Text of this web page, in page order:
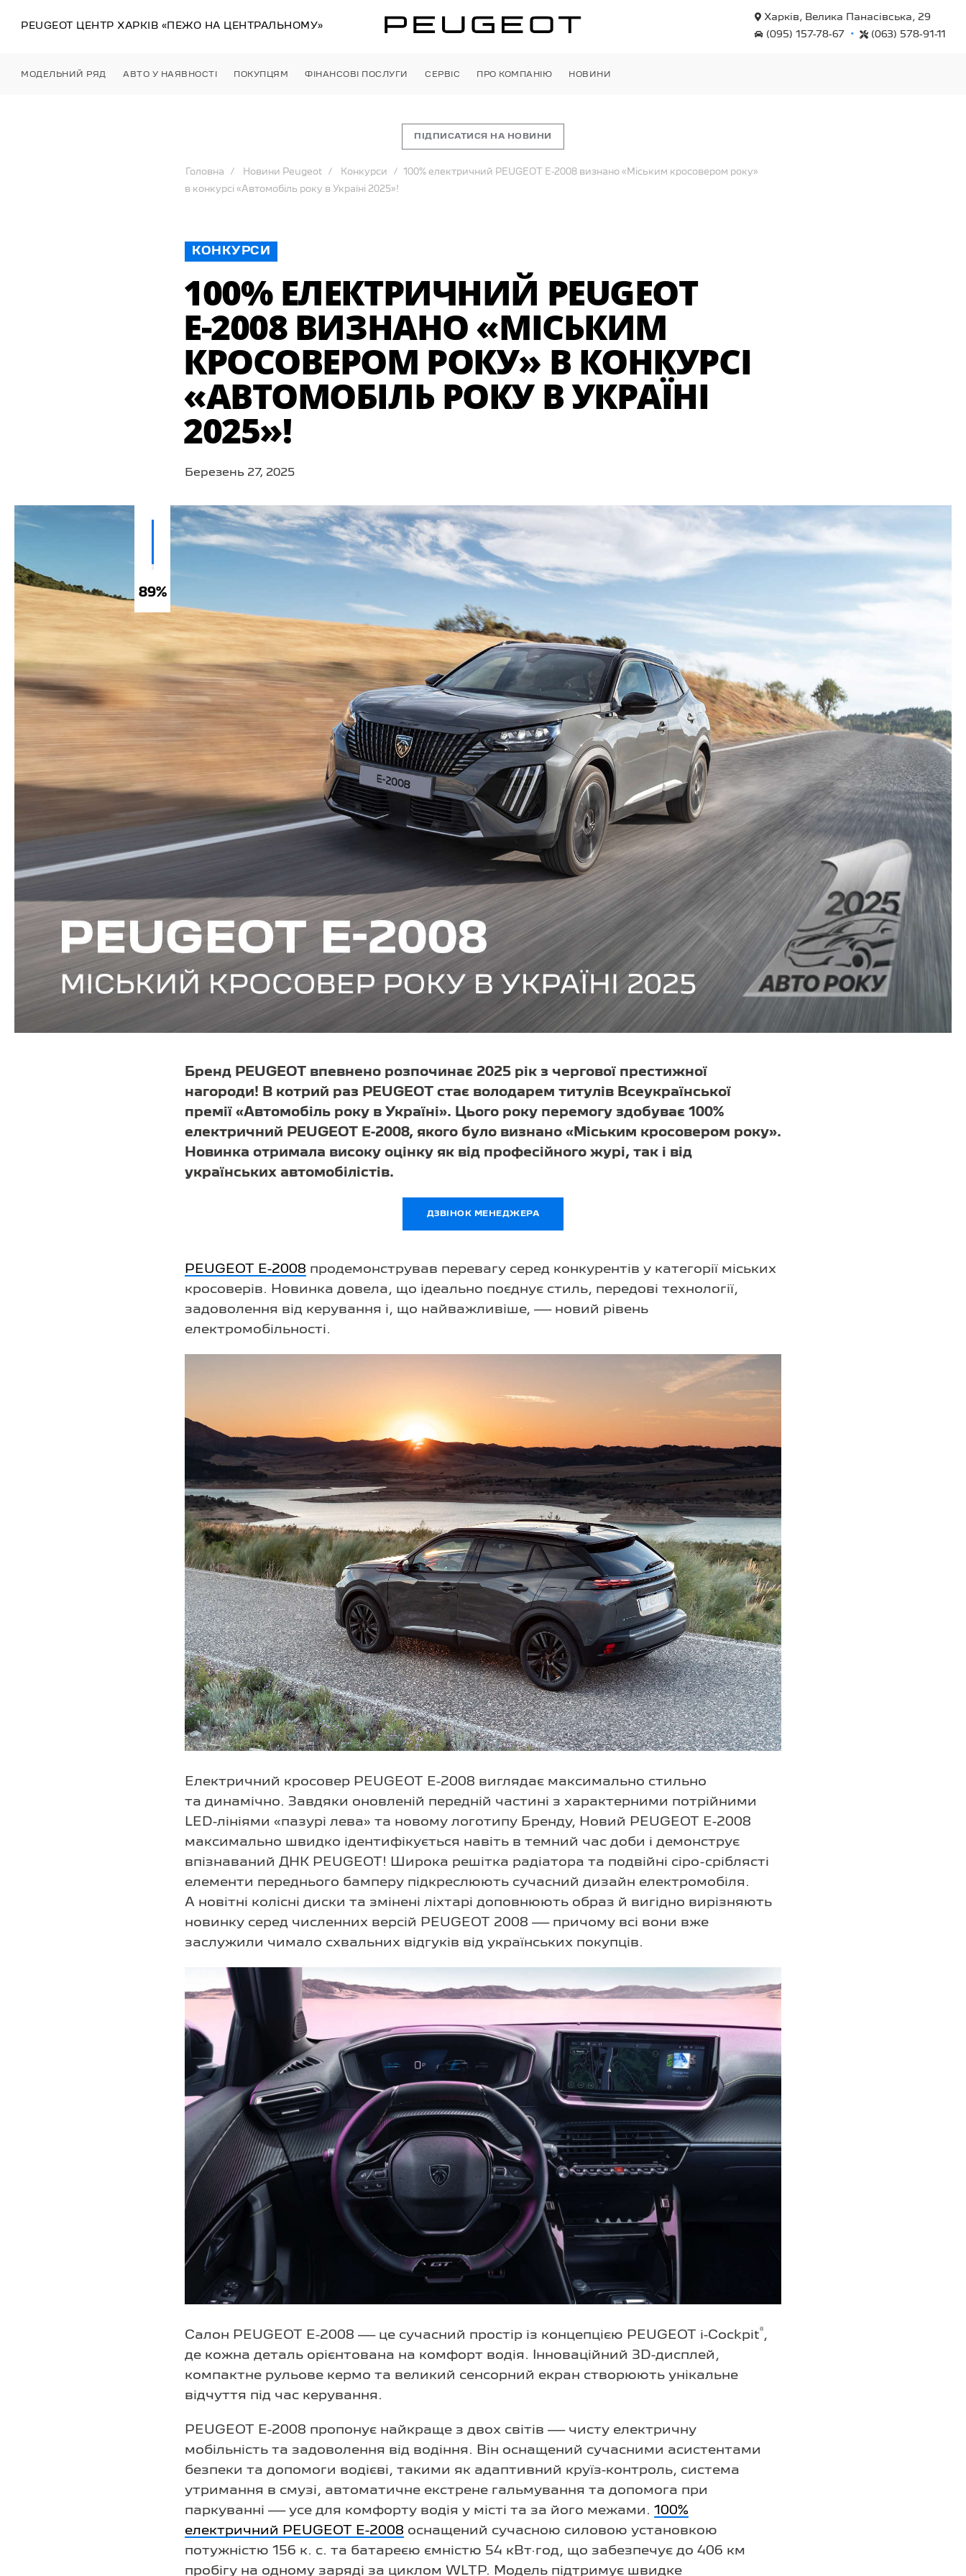
PEUGEOT ЦЕНТР ХАРКІВ «ПЕЖО НА ЦЕНТРАЛЬНОМУ»
Харків, Велика Панасівська, 29
(095) 157-78-67
• (063) 578-91-11
МОДЕЛЬНИЙ РЯД АВТО У НАЯВНОСТІ ПОКУПЦЯМ ФІНАНСОВІ ПОСЛУГИ СЕРВІС ПРО КОМПАНІЮ НОВИНИ
ПІДПИСАТИСЯ НА НОВИНИ
Головна Новини Peugeot Конкурси 100% електричний PEUGEOT Е-2008 визнано «Міським кросовером року»
в конкурсі «Автомобіль року в Україні 2025»!
КОНКУРСИ
100% ЕЛЕКТРИЧНИЙ PEUGEOT
Е-2008 ВИЗНАНО «МІСЬКИМ
КРОСОВЕРОМ РОКУ» В КОНКУРСІ
«АВТОМОБІЛЬ РОКУ В УКРАЇНІ
2025»!
Березень 27, 2025
89%
Бренд PEUGEOT впевнено розпочинає 2025 рік з чергової престижної
нагороди! В котрий раз PEUGEOT стає володарем титулів Всеукраїнської
премії «Автомобіль року в Україні». Цього року перемогу здобуває 100%
електричний PEUGEOT Е-2008, якого було визнано «Міським кросовером року».
Новинка отримала високу оцінку як від професійного журі, так і від
українських автомобілістів.
ДЗВІНОК МЕНЕДЖЕРА
PEUGEOT Е-2008 продемонстрував перевагу серед конкурентів у категорії міських
кросоверів. Новинка довела, що ідеально поєднує стиль, передові технології,
задоволення від керування і, що найважливіше, — новий рівень
електромобільності.
Електричний кросовер PEUGEOT E-2008 виглядає максимально стильно
та динамічно. Завдяки оновленій передній частині з характерними потрійними
LED-лініями «пазурі лева» та новому логотипу Бренду, Новий PEUGEOT E-2008
максимально швидко ідентифікується навіть в темний час доби і демонструє
впізнаваний ДНК PEUGEOT! Широка решітка радіатора та подвійні сіро-сріблясті
елементи переднього бамперу підкреслюють сучасний дизайн електромобіля.
А новітні колісні диски та змінені ліхтарі доповнюють образ й вигідно вирізняють
новинку серед численних версій PEUGEOT 2008 — причому всі вони вже
заслужили чимало схвальних відгуків від українських покупців.
Салон PEUGEOT Е-2008 — це сучасний простір із концепцією PEUGEOT i-Cockpit®,
де кожна деталь орієнтована на комфорт водія. Інноваційний 3D-дисплей,
компактне рульове кермо та великий сенсорний екран створюють унікальне
відчуття під час керування.
PEUGEOT Е-2008 пропонує найкраще з двох світів — чисту електричну
мобільність та задоволення від водіння. Він оснащений сучасними асистентами
безпеки та допомоги водієві, такими як адаптивний круїз-контроль, система
утримання в смузі, автоматичне екстрене гальмування та допомога при
паркуванні — усе для комфорту водія у місті та за його межами. 100%
електричний PEUGEOT Е-2008 оснащений сучасною силовою установкою
потужністю 156 к. с. та батареєю ємністю 54 кВт·год, що забезпечує до 406 км
пробігу на одному заряді за циклом WLTP. Модель підтримує швидке